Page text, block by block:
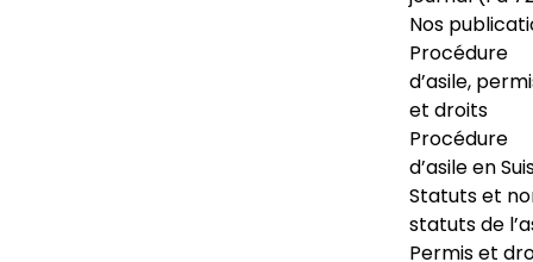
Nos
Procédure
d’asile,
et droits
Procédure
d’asile en
Statuts et
statuts de
Permis et